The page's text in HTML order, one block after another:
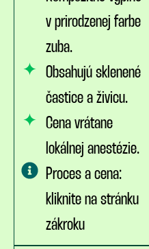
v prirodzenej farbe
zuba.
Obsahujú sklenené
častice a živicu.
Cena vrátane
lokálnej anestézie.
Proces a cena:
kliknite na stránku
zákroku